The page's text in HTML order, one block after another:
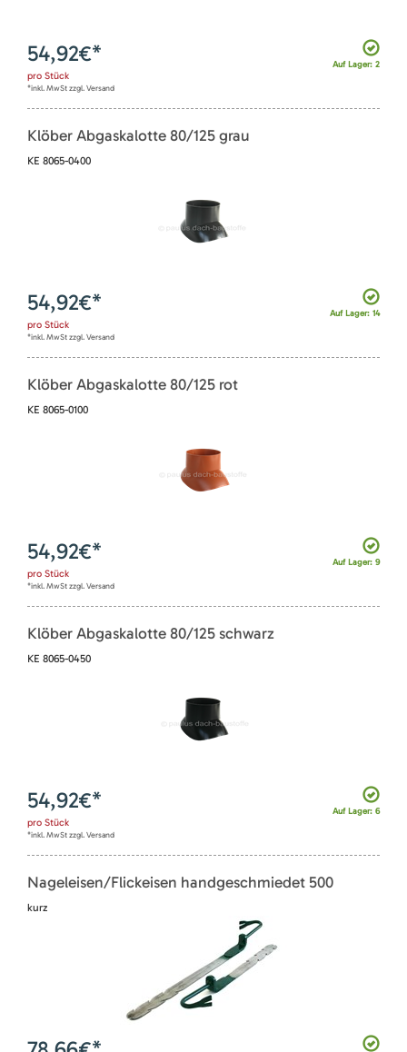
Auf Lager: 2
54,92€*
pro Stück
*inkl. MwSt zzgl. Versand
Klöber Abgaskalotte 80/125 grau
KE 8065-0400
Auf Lager: 14
54,92€*
pro Stück
*inkl. MwSt zzgl. Versand
Klöber Abgaskalotte 80/125 rot
KE 8065-0100
Auf Lager: 9
54,92€*
pro Stück
*inkl. MwSt zzgl. Versand
Klöber Abgaskalotte 80/125 schwarz
KE 8065-0450
Auf Lager: 6
54,92€*
pro Stück
*inkl. MwSt zzgl. Versand
Nageleisen/Flickeisen handgeschmiedet 500
kurz